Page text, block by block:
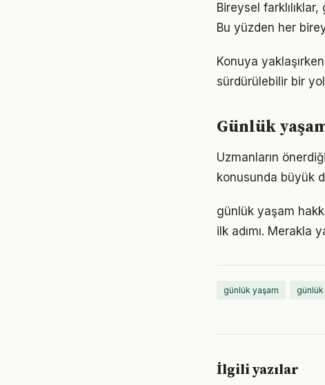
Bireysel
Bu yüzden her
Konuya
sürdürülebilir bir
Günlük
Uzmanların
konusunda büyük
günlük yaşam
ilk adımı. Merakla
günlük yaşam günlük
İlgili yazılar